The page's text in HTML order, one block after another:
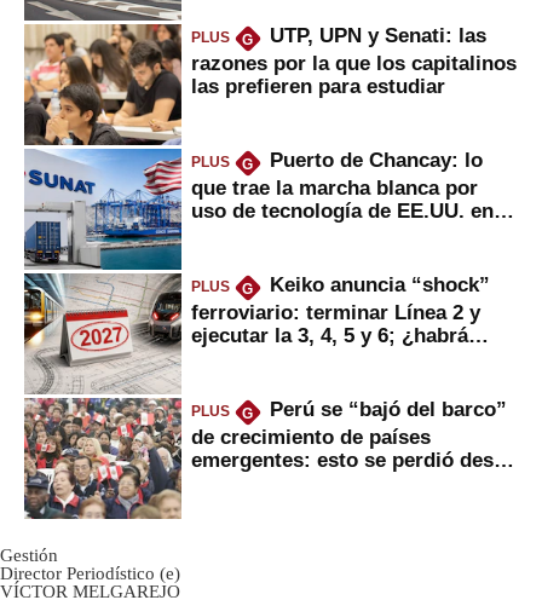
PLUS G
UTP, UPN y Senati: las
razones por la que los capitalinos
las prefieren para estudiar
PLUS G
Puerto de Chancay: lo
que trae la marcha blanca por
uso de tecnología de EE.UU. en
PLUS G
Keiko anuncia “shock”
ferroviario: terminar Línea 2 y
ejecutar la 3, 4, 5 y 6; ¿habrá
PLUS G
Perú se “bajó del barco”
de crecimiento de países
emergentes: esto se perdió desde
Gestión
Director Periodístico (e)
VÍCTOR MELGAREJO